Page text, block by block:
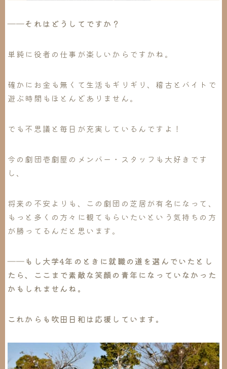
――それはどうしてですか？
単純に役者の仕事が楽しいからですかね 。
確かにお金も無くて生活もギリギリ、稽古とバイトで
遊ぶ時間もほとんどありません。
でも不思議と毎日が充実しているんですよ！
今の劇団壱劇屋のメンバー・スタッフも大好きです
し、
将来の不安よりも、この劇団の芝居が有名になって、
もっと多くの方々に観てもらいたいという気持ちの方
が勝ってるんだと思います。
――もし大学4年のときに就職の道を選んでいたとし
たら、ここまで素敵な笑顔の青年になっていなかった
かもしれませんね。
これからも吹田日和は応援しています。